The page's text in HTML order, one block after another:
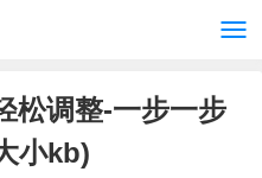
松调整-一步一步
小kb)